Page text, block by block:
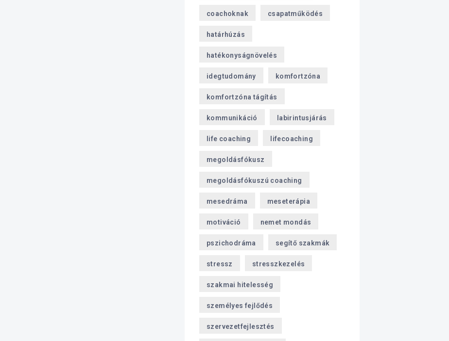
coachoknak csapatműködés
határhúzás
hatékonyságnövelés
idegtudomány komfortzóna
komfortzóna tágítás
kommunikáció labirintusjárás
life coaching lifecoaching
megoldásfókusz
megoldásfókuszú coaching
mesedráma meseterápia
motiváció nemet mondás
pszichodráma segítő szakmák
stressz stresszkezelés
szakmai hitelesség
személyes fejlődés
szervezetfejlesztés